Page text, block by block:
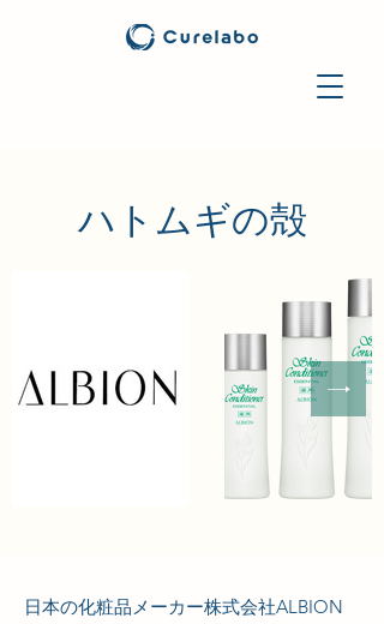
​ハトムギの殻
日本の化粧品メーカー株式会社ALBION